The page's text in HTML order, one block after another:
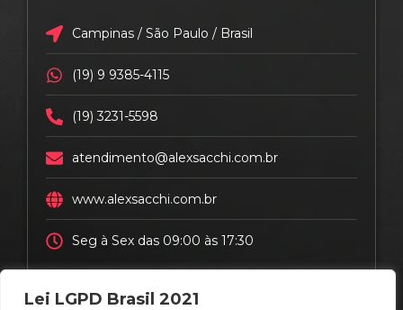
Lei LGPD Brasil 2021
Campinas / São Paulo / Brasil
(19) 9 9385-4115
(19) 3231-5598
atendimento@alexsacchi.com.br
www.alexsacchi.com.br
Seg à Sex das 09:00 às 17:30